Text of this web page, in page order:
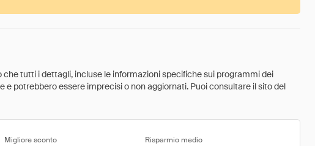
tutti i dettagli, incluse le informazioni specifiche sui programmi dei
potrebbero essere imprecisi o non aggiornati. Puoi consultare il sito del
Migliore sconto Risparmio medio